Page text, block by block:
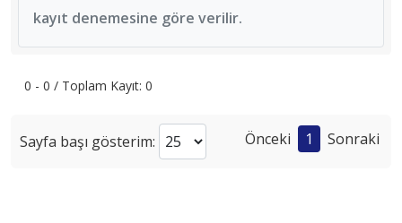
kayıt denemesine göre verilir.
0 - 0 / Toplam Kayıt: 0
Sayfa başı gösterim: Önceki 1 Sonraki